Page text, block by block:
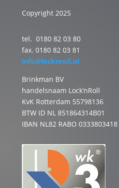
Copyright 2025
tel. 0180 82 03 80
fax. 0180 82 03 81
info@locknroll.nl
Brinkman BV
handelsnaam Lock’nRoll
KvK Rotterdam 55798136
BTW ID NL 851864314B01
IBAN NL82 RABO 0333803418